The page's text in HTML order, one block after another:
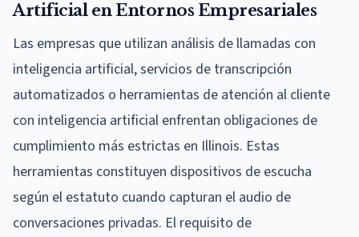
Artificial en Entornos Empresariales
Las empresas que utilizan análisis de llamadas con
inteligencia artificial, servicios de transcripción
automatizados o herramientas de atención al cliente
con inteligencia artificial enfrentan obligaciones de
cumplimiento más estrictas en Illinois. Estas
herramientas constituyen dispositivos de escucha
según el estatuto cuando capturan el audio de
conversaciones privadas. El requisito de